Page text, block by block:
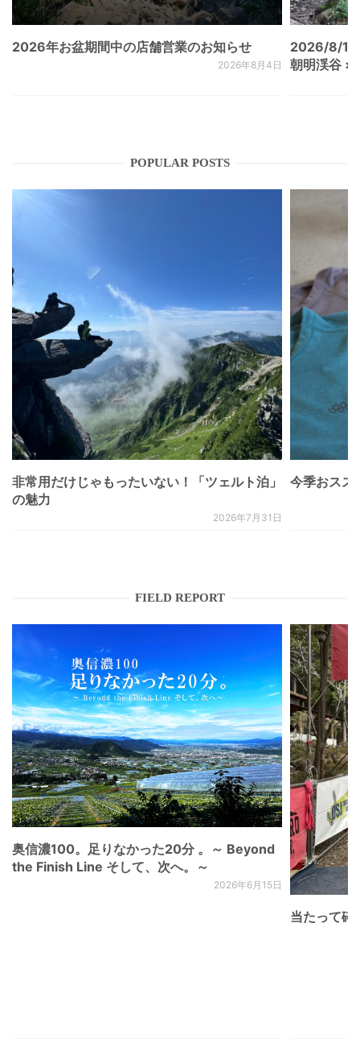
2026年お盆期間中の店舗営業のお知らせ
2026年8月4日
2026/8/
朝明渓谷 ×
POPULAR POSTS
非常用だけじゃもったいない！「ツェルト泊」
の魅力
2026年7月31日
今季おスス
FIELD REPORT
奥信濃100。足りなかった20分 。～ Beyond
the Finish Line そして、次へ。～
2026年6月15日
当たって砕